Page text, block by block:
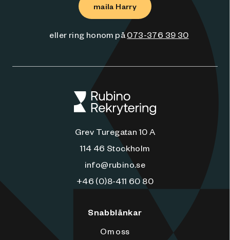
maila Harry
eller ring honom på 073-376 39 30
Grev Turegatan 10 A
114 46 Stockholm
info@rubino.se
+46 (0)8-411 60 80
Snabblänkar
Om oss